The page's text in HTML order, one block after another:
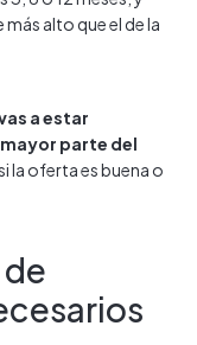
alto que el de la
a estar
parte del
la oferta es buena o